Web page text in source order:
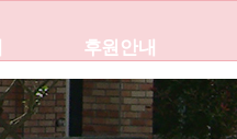
후원안내